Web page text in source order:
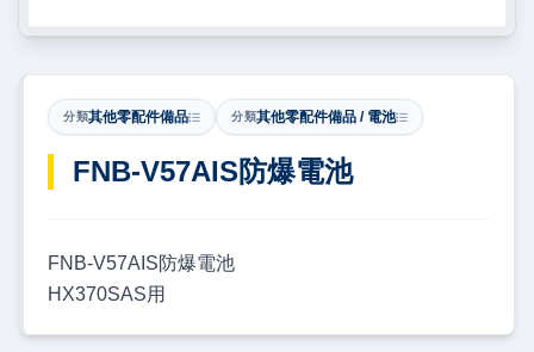
分類其他零配件備品 分類其他零配件備品 / 電池
​FNB-V57AIS防爆電池
FNB-V57AIS防爆電池
HX370SAS用